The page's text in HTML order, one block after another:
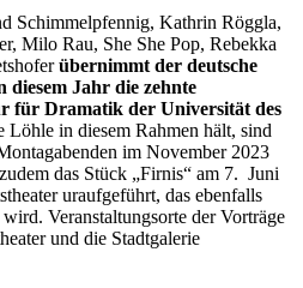
Schimmelpfennig, Kathrin Röggla,
Milo Rau, She She Pop, Rebekka
übernimmt der deutsche
Jahr die zehnte
für Dramatik der Universität des
Löhle in diesem Rahmen hält, sind
im November 2023
das Stück „Firnis“ am 7. Juni
uraufgeführt, das ebenfalls
Veranstaltungsorte der Vorträge
und die Stadtgalerie